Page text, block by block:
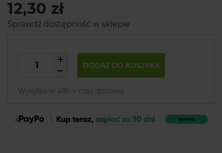
12,30 zł
Sprawdź dostępność w sklepie
DODAJ DO KOSZYKA
Wysyłka w 48h + czas dostawy